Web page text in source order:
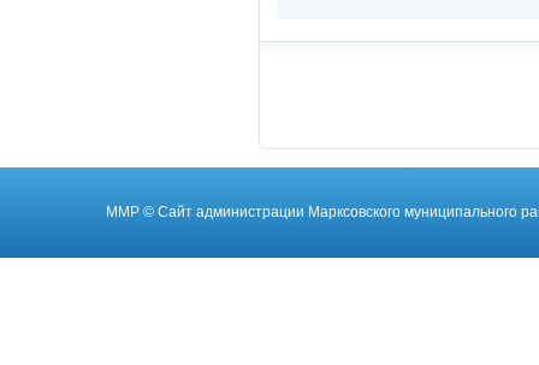
ММР © Cайт администрации Марксовского муниципального